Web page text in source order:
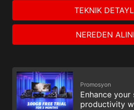
TEKNIK
NEREDEN
Promosyon
Enhance your
productivity